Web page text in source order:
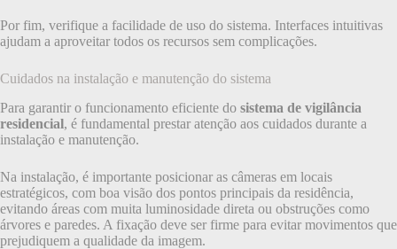
Por fim, verifique a facilidade de uso do sistema. Interfaces intuitivas
ajudam a aproveitar todos os recursos sem complicações.
Cuidados na instalação e manutenção do sistema
Para garantir o funcionamento eficiente do sistema de vigilância
residencial, é fundamental prestar atenção aos cuidados durante a
instalação e manutenção.
Na instalação, é importante posicionar as câmeras em locais
estratégicos, com boa visão dos pontos principais da residência,
evitando áreas com muita luminosidade direta ou obstruções como
árvores e paredes. A fixação deve ser firme para evitar movimentos que
prejudiquem a qualidade da imagem.